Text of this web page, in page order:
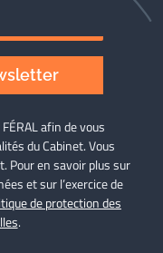
afin de vous
du Cabinet. Vous
Pour en savoir plus sur
et sur l’exercice de
de protection des
.